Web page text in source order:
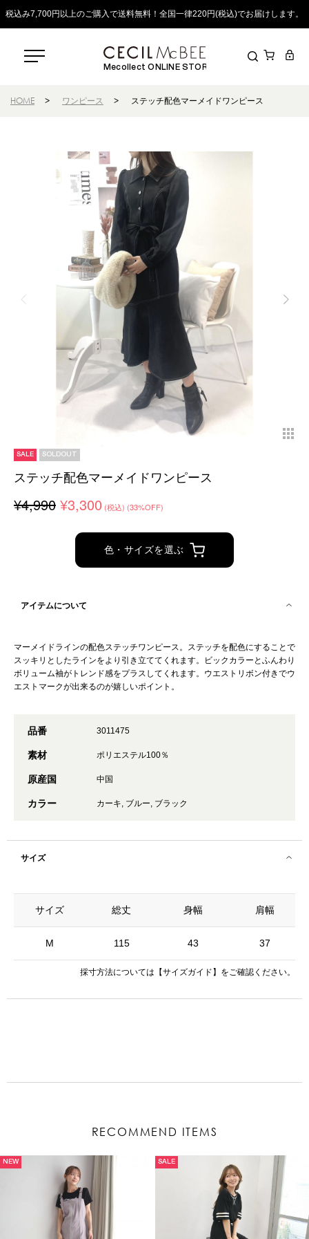
税込み7,700円以上のご購入で送料無料！全国一律220円(税込)でお届けします。
Mecollect ONLINE STORE
HOME > ワンピース > ステッチ配色マーメイドワンピース
SALE SOLDOUT
ステッチ配色マーメイドワンピース
¥4,990 ¥3,300 (税込) (33%OFF)
色・サイズを選ぶ
アイテムについて
マーメイドラインの配色ステッチワンピース。ステッチを配色にすることで
スッキリとしたラインをより引き立ててくれます。ビックカラーとふんわり
ボリューム袖がトレンド感をプラスしてくれます。ウエストリボン付きでウ
エストマークが出来るのが嬉しいポイント。
品番 3011475
素材 ポリエステル100％
原産国 中国
カラー カーキ, ブルー, ブラック
サイズ
サイズ
M
総丈 身幅 肩幅
115 43 37
採寸方法については 【サイズガイド】 をご確認ください。
RECOMMEND ITEMS
NEW SALE